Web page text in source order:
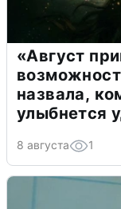
«Август
назвала,
улыбнется
8 августа 1